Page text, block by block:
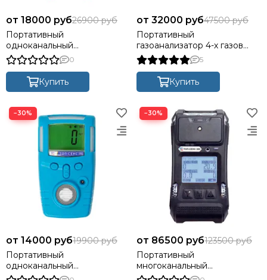
18000 руб26900 руб
Портативный
одноканальный
газоанализатор "ТОП-СЕНС
260"
0
Купить
32000 руб47500 руб
Портативный
газоанализатор 4-х газов
"ТОП-СЕНС 310"
5
Купить
−30%
14000 руб19900 руб
Портативный
одноканальный
газоанализатор "ТОП-СЕНС
−30%
86500 руб123500 руб
Портативный
многоканальный
газоанализатор “ТОП-СЕНС